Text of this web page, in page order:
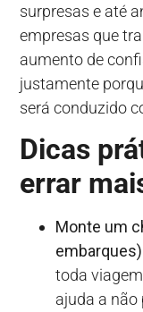
surpresas e até
empresas que
aumento de
justamente
será conduzido
Dicas
errar
Monte um
embarques)
toda
ajuda a não